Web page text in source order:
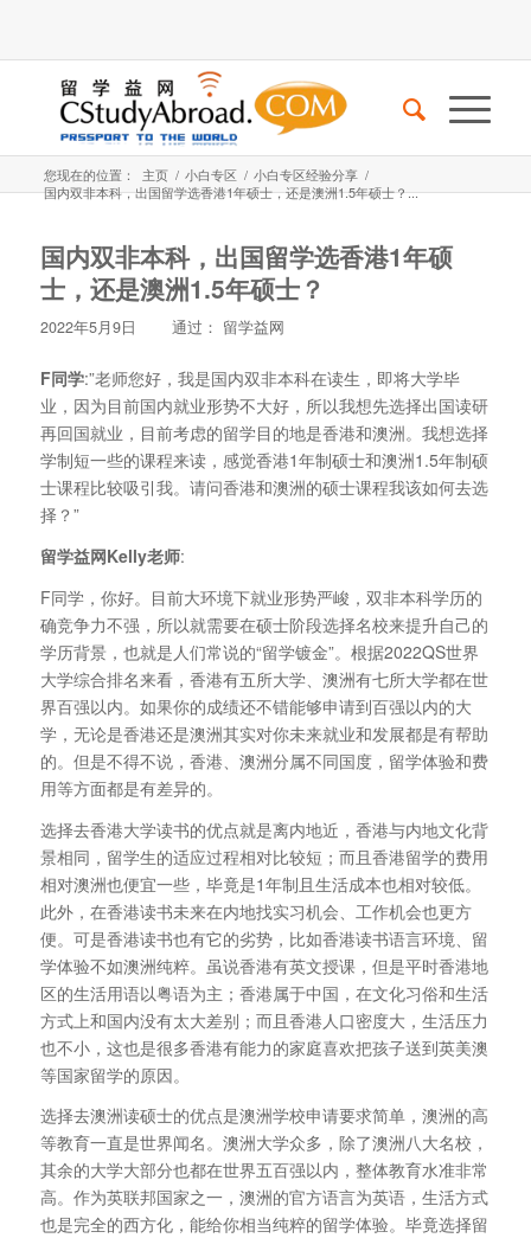
您现在的位置： 主页 / 小白专区 / 小白专区经验分享 /
国内双非本科，出国留学选香港1年硕士，还是澳洲1.5年硕士？...
国内双非本科，出国留学选香港1年硕
士，还是澳洲1.5年硕士？
2022年5月9日 通过： 留学益网
F同学:”老师您好，我是国内双非本科在读生，即将大学毕
业，因为目前国内就业形势不大好，所以我想先选择出国读研
再回国就业，目前考虑的留学目的地是香港和澳洲。我想选择
学制短一些的课程来读，感觉香港1年制硕士和澳洲1.5年制硕
士课程比较吸引我。请问香港和澳洲的硕士课程我该如何去选
择？”
留学益网Kelly老师:
F同学，你好。目前大环境下就业形势严峻，双非本科学历的
确竞争力不强，所以就需要在硕士阶段选择名校来提升自己的
学历背景，也就是人们常说的“留学镀金”。根据2022QS世界
大学综合排名来看，香港有五所大学、澳洲有七所大学都在世
界百强以内。如果你的成绩还不错能够申请到百强以内的大
学，无论是香港还是澳洲其实对你未来就业和发展都是有帮助
的。但是不得不说，香港、澳洲分属不同国度，留学体验和费
用等方面都是有差异的。
选择去香港大学读书的优点就是离内地近，香港与内地文化背
景相同，留学生的适应过程相对比较短；而且香港留学的费用
相对澳洲也便宜一些，毕竟是1年制且生活成本也相对较低。
此外，在香港读书未来在内地找实习机会、工作机会也更方
便。可是香港读书也有它的劣势，比如香港读书语言环境、留
学体验不如澳洲纯粹。虽说香港有英文授课，但是平时香港地
区的生活用语以粤语为主；香港属于中国，在文化习俗和生活
方式上和国内没有太大差别；而且香港人口密度大，生活压力
也不小，这也是很多香港有能力的家庭喜欢把孩子送到英美澳
等国家留学的原因。
选择去澳洲读硕士的优点是澳洲学校申请要求简单，澳洲的高
等教育一直是世界闻名。澳洲大学众多，除了澳洲八大名校，
其余的大学大部分也都在世界五百强以内，整体教育水准非常
高。作为英联邦国家之一，澳洲的官方语言为英语，生活方式
也是完全的西方化，能给你相当纯粹的留学体验。毕竟选择留